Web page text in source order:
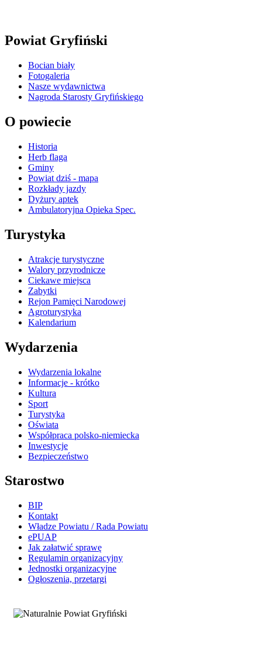
Powiat Gryfiński
Bocian biały
Fotogaleria
Nasze wydawnictwa
Nagroda Starosty Gryfińskiego
O powiecie
Historia
Herb flaga
Gminy
Powiat dziś - mapa
Rozkłady jazdy
Dyżury aptek
Ambulatoryjna Opieka Spec.
Turystyka
Atrakcje turystyczne
Walory przyrodnicze
Ciekawe miejsca
Zabytki
Rejon Pamięci Narodowej
Agroturystyka
Kalendarium
Wydarzenia
Wydarzenia lokalne
Informacje - krótko
Kultura
Sport
Turystyka
Oświata
Współpraca polsko-niemiecka
Inwestycje
Bezpieczeństwo
Starostwo
BIP
Kontakt
Władze Powiatu / Rada Powiatu
ePUAP
Jak załatwić sprawę
Regulamin organizacyjny
Jednostki organizacyjne
Ogłoszenia, przetargi